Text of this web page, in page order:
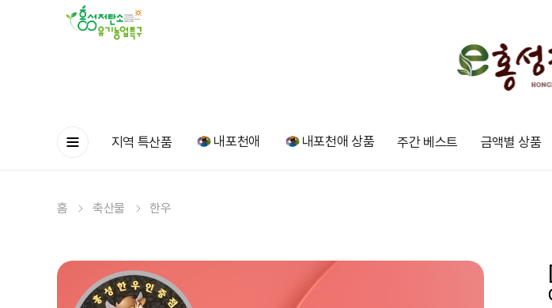
지역 특산품 내포천애 내포천애 상품 주간 베스트 금액별 상품
홈 축산물 한우